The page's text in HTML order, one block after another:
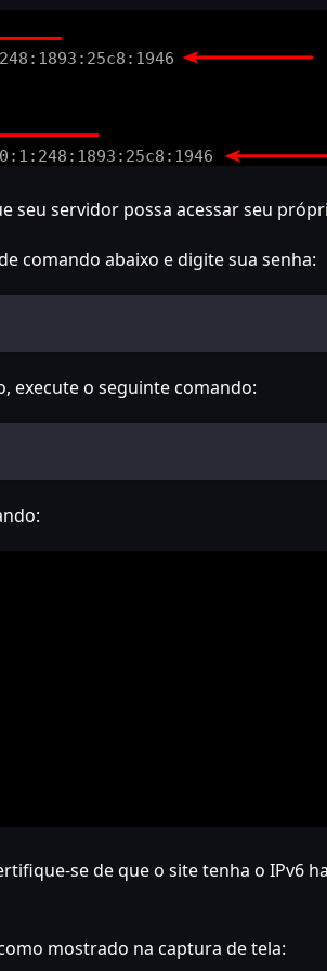
seu servidor possa acessar seu
comando abaixo e digite sua senha:
execute o seguinte comando:
se de que o site tenha o IPv6
mostrado na captura de tela: